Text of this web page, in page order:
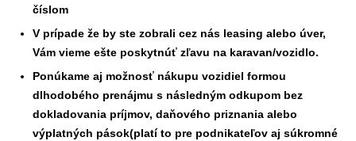
číslom
V prípade že by ste zobrali cez nás leasing alebo úver,
Vám vieme ešte poskytnúť zľavu na karavan/vozidlo.
Ponúkame aj možnosť nákupu vozidiel formou
dlhodobého prenájmu s následným odkupom bez
dokladovania príjmov, daňového priznania alebo
výplatných pások(platí to pre podnikateľov aj súkromné